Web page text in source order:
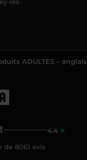
ADULTES – anglais
4.4
de 8061 avis